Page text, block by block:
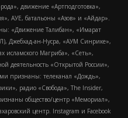
движение «Артподготовка»,
АУЕ, батальоны «Азов» и «Айдар».
«Движение Талибан», «Имарат
Джебхад-ан-Нусра, «АУМ Синрике»,
исламского Магриба», «Сеть»,
деятельность «Открытой России»,
признаны: телеканал «Дождь»,
радио «Свобода», The Insider,
общество/центр «Мемориал»,
центр. Instagram и Facebook